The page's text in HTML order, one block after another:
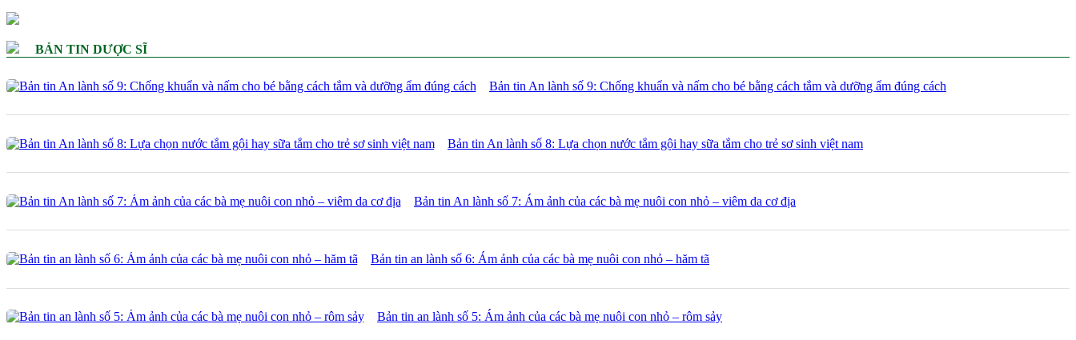
BẢN TIN DƯỢC SĨ
Bản tin An lành số 9: Chống khuẩn và nấm cho bé bằng cách tắm và dưỡng ẩm đúng cách
Bản tin An lành số 8: Lựa chọn nước tắm gội hay sữa tắm cho trẻ sơ sinh việt nam
Bản tin An lành số 7: Ám ảnh của các bà mẹ nuôi con nhỏ – viêm da cơ địa
Bản tin an lành số 6: Ám ảnh của các bà mẹ nuôi con nhỏ – hăm tã
Bản tin an lành số 5: Ám ảnh của các bà mẹ nuôi con nhỏ – rôm sảy